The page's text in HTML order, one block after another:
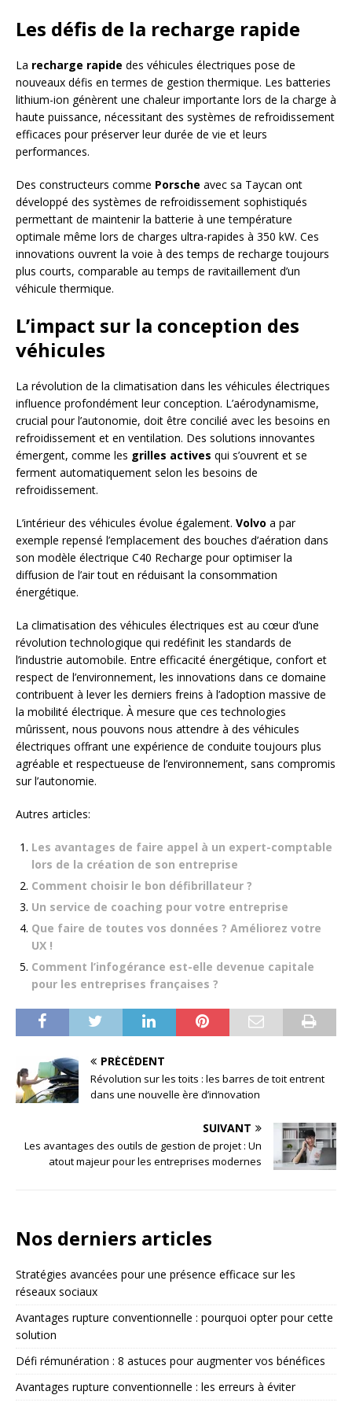
Les défis de la recharge rapide
La recharge rapide des véhicules électriques pose de
nouveaux défis en termes de gestion thermique. Les batteries
lithium-ion génèrent une chaleur importante lors de la charge à
haute puissance, nécessitant des systèmes de refroidissement
efficaces pour préserver leur durée de vie et leurs
performances.
Des constructeurs comme Porsche avec sa Taycan ont
développé des systèmes de refroidissement sophistiqués
permettant de maintenir la batterie à une température
optimale même lors de charges ultra-rapides à 350 kW. Ces
innovations ouvrent la voie à des temps de recharge toujours
plus courts, comparable au temps de ravitaillement d’un
véhicule thermique.
L’impact sur la conception des
véhicules
La révolution de la climatisation dans les véhicules électriques
influence profondément leur conception. L’aérodynamisme,
crucial pour l’autonomie, doit être concilié avec les besoins en
refroidissement et en ventilation. Des solutions innovantes
émergent, comme les grilles actives qui s’ouvrent et se
ferment automatiquement selon les besoins de
refroidissement.
L’intérieur des véhicules évolue également. Volvo a par
exemple repensé l’emplacement des bouches d’aération dans
son modèle électrique C40 Recharge pour optimiser la
diffusion de l’air tout en réduisant la consommation
énergétique.
La climatisation des véhicules électriques est au cœur d’une
révolution technologique qui redéfinit les standards de
l’industrie automobile. Entre efficacité énergétique, confort et
respect de l’environnement, les innovations dans ce domaine
contribuent à lever les derniers freins à l’adoption massive de
la mobilité électrique. À mesure que ces technologies
mûrissent, nous pouvons nous attendre à des véhicules
électriques offrant une expérience de conduite toujours plus
agréable et respectueuse de l’environnement, sans compromis
sur l’autonomie.
Autres articles:
Les avantages de faire appel à un expert-comptable
lors de la création de son entreprise
Comment choisir le bon défibrillateur ?
Un service de coaching pour votre entreprise
Que faire de toutes vos données ? Améliorez votre
UX !
Comment l’infogérance est-elle devenue capitale
pour les entreprises françaises ?
PRÉCÉDENT
Révolution sur les toits : les barres de toit entrent
dans une nouvelle ère d’innovation
SUIVANT
Les avantages des outils de gestion de projet : Un
atout majeur pour les entreprises modernes
Nos derniers articles
Stratégies avancées pour une présence efficace sur les
réseaux sociaux
Avantages rupture conventionnelle : pourquoi opter pour cette
solution
Défi rémunération : 8 astuces pour augmenter vos bénéfices
Avantages rupture conventionnelle : les erreurs à éviter